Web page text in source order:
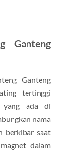
Ganteng
Ganteng
tertinggi
yang ada di
nama
berkibar saat
dalam